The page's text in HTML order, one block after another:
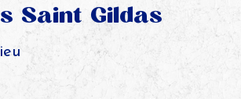
Saint Gildas